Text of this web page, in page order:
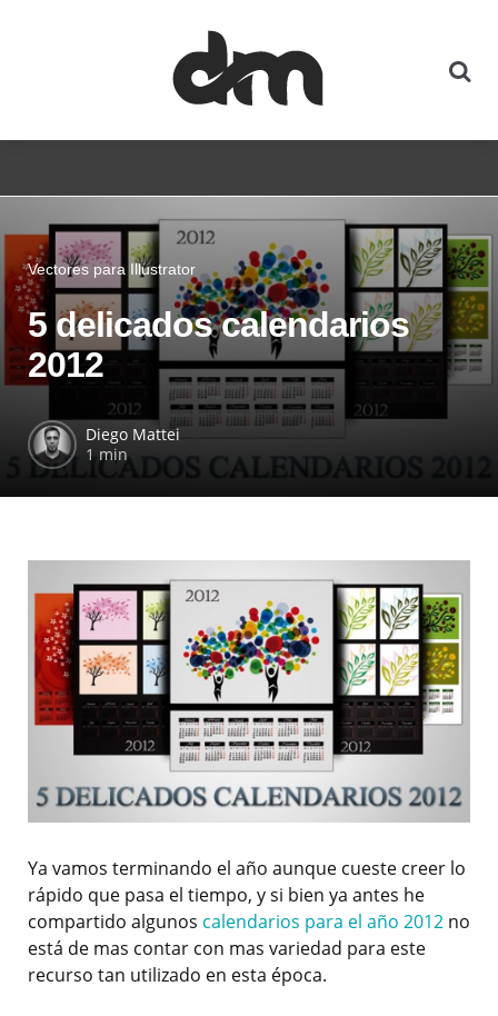
Vectores para Illustrator
5 delicados calendarios
2012
Diego Mattei
1 min
Ya vamos terminando el año aunque cueste creer lo
rápido que pasa el tiempo, y si bien ya antes he
compartido algunos calendarios para el año 2012 no
está de mas contar con mas variedad para este
recurso tan utilizado en esta época.